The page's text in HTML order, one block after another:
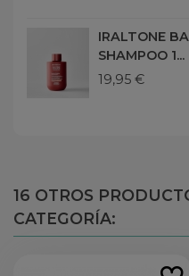
IRALTONE
SHAMPOO 1...
19,95 €
16 OTROS
CATEGORÍA: